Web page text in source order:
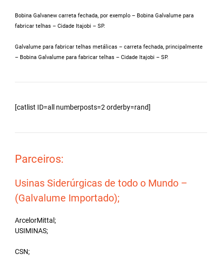
Bobina Galvanew carreta fechada, por exemplo – Bobina Galvalume para
fabricar telhas – Cidade Itajobi – SP.
Galvalume para fabricar telhas metálicas – carreta fechada, principalmente
– Bobina Galvalume para fabricar telhas – Cidade Itajobi – SP.
[catlist ID=all numberposts=2 orderby=rand]
Parceiros:
Usinas Siderúrgicas de todo o Mundo –
(Galvalume Importado);
ArcelorMittal;
USIMINAS;
CSN;